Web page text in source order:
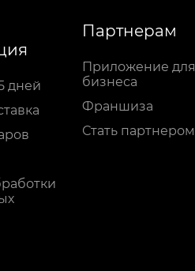
дней
Партнерам
Приложение для
бизнеса
Франшиза
Стать партнером